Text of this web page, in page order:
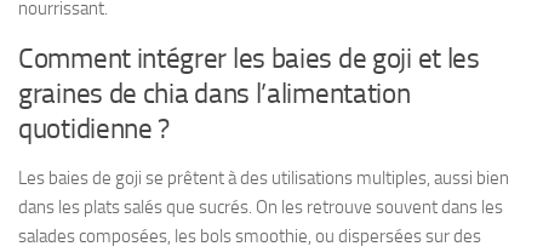
nourrissant.
Comment intégrer les baies de goji et les
graines de chia dans l’alimentation
quotidienne ?
Les baies de goji se prêtent à des utilisations multiples, aussi bien
dans les plats salés que sucrés. On les retrouve souvent dans les
salades composées, les bols smoothie, ou dispersées sur des